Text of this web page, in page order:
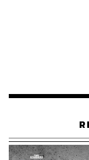
https://
-controversy